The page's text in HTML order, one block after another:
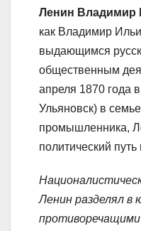
Ленин Владимир
как Владимир
выдающимся
общественным
апреля 1870 года
Ульяновск) в
промышленника,
политический
Ленин разделял в